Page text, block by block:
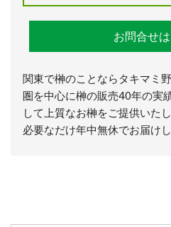
お問合せ
関東で榊のことならタキマミ
圏を中心に榊の販売40年の実
して上質なお榊をご提供いた
必要なだけ年中無休でお届けし